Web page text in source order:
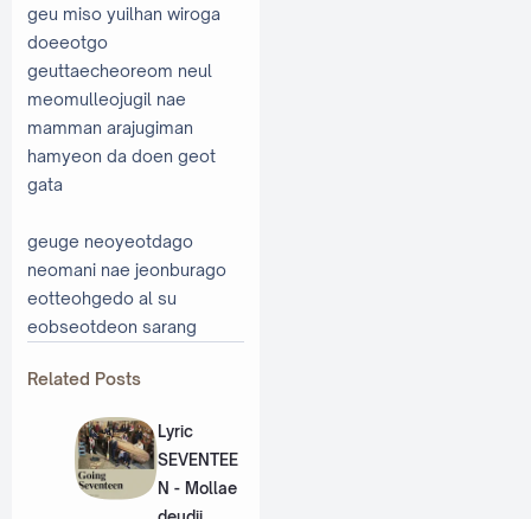
geu miso yuilhan wiroga
doeeotgo
geuttaecheoreom neul
meomulleojugil nae
mamman arajugiman
hamyeon da doen geot
gata
geuge neoyeotdago
neomani nae jeonburago
eotteohgedo al su
eobseotdeon sarang
Related Posts
Lyric
SEVENTEE
N - Mollae